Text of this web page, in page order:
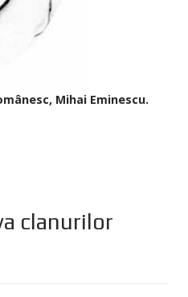
Mihai Eminescu.
clanurilor